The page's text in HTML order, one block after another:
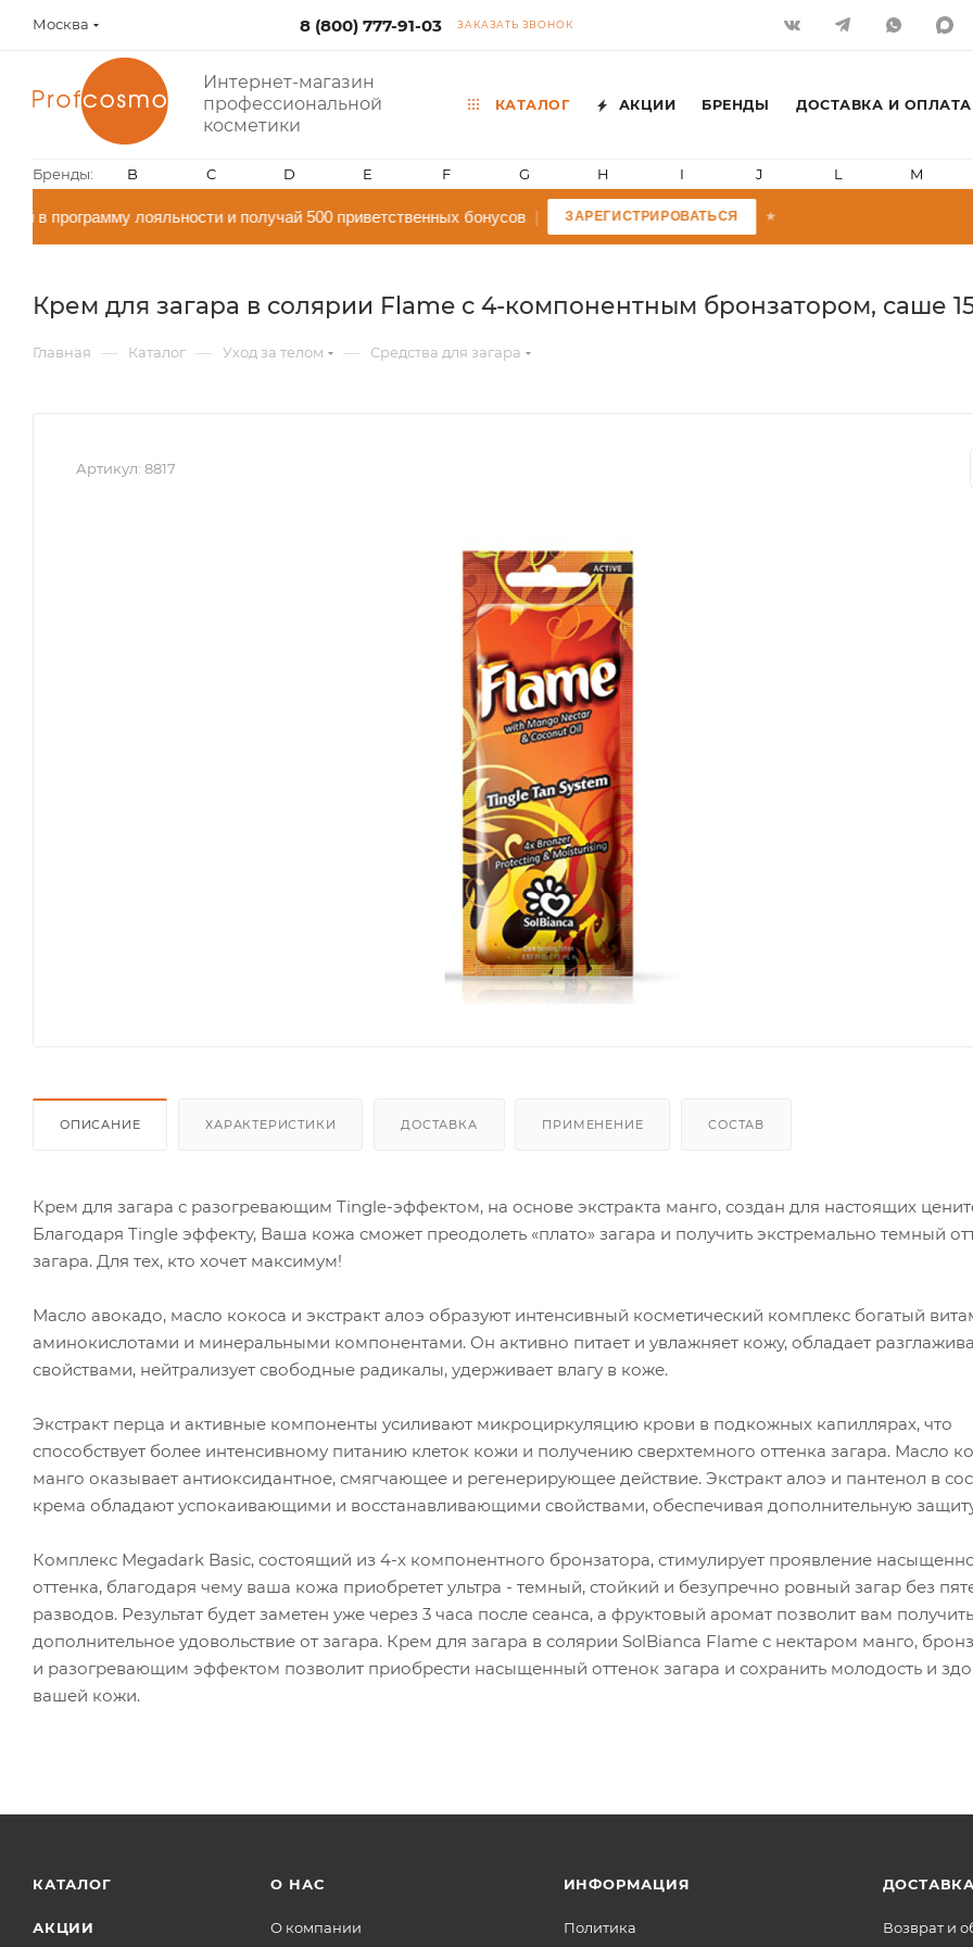
Москва 8 (800) 777-91-03 ЗАКАЗАТЬ ЗВОНОК
Интернет-магазин
профессиональной
косметики
КАТАЛОГ АКЦИИ БРЕНДЫ ДОСТАВКА И ОПЛАТА
Бренды: B C D E F G H I J L M
в программу лояльности и получай 500 приветственных бонусов| ЗАРЕГИСТРИРОВАТЬСЯ
Крем для загара в солярии Flame с 4-компонентным бронзатором, саше
Главная — Каталог — Уход за телом — Средства для загара
Артикул: 8817
ОПИСАНИЕ ХАРАКТЕРИСТИКИ ДОСТАВКА ПРИМЕНЕНИЕ СОСТАВ
Крем для загара с разогревающим Tingle-эффектом, на основе экстракта манго, создан для настоящих
Благодаря Tingle эффекту, Ваша кожа сможет преодолеть «плато» загара и получить экстремально темный
загара. Для тех, кто хочет максимум!
Масло авокадо, масло кокоса и экстракт алоэ образуют интенсивный косметический комплекс богатый
аминокислотами и минеральными компонентами. Он активно питает и увлажняет кожу, обладает
свойствами, нейтрализует свободные радикалы, удерживает влагу в коже.
Экстракт перца и активные компоненты усиливают микроциркуляцию крови в подкожных капиллярах, что
способствует более интенсивному питанию клеток кожи и получению сверхтемного оттенка загара. Масло
манго оказывает антиоксидантное, смягчающее и регенерирующее действие. Экстракт алоэ и пантенол в
крема обладают успокаивающими и восстанавливающими свойствами, обеспечивая дополнительную
Комплекс Megadark Basic, состоящий из 4-х компонентного бронзатора, стимулирует проявление
оттенка, благодаря чему ваша кожа приобретет ультра - темный, стойкий и безупречно ровный загар без
разводов. Результат будет заметен уже через 3 часа после сеанса, а фруктовый аромат позволит вам получить
дополнительное удовольствие от загара. Крем для загара в солярии SolBianca Flame с нектаром манго,
и разогревающим эффектом позволит приобрести насыщенный оттенок загара и сохранить молодость и
вашей кожи.
КАТАЛОГ
АКЦИИ
О НАС
О компании
ИНФОРМАЦИЯ
Политика Возврат и